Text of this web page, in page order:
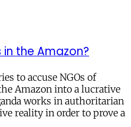
the Amazon?
to accuse NGOs of
Amazon into a lucrative
works in authoritarian
reality in order to prove a